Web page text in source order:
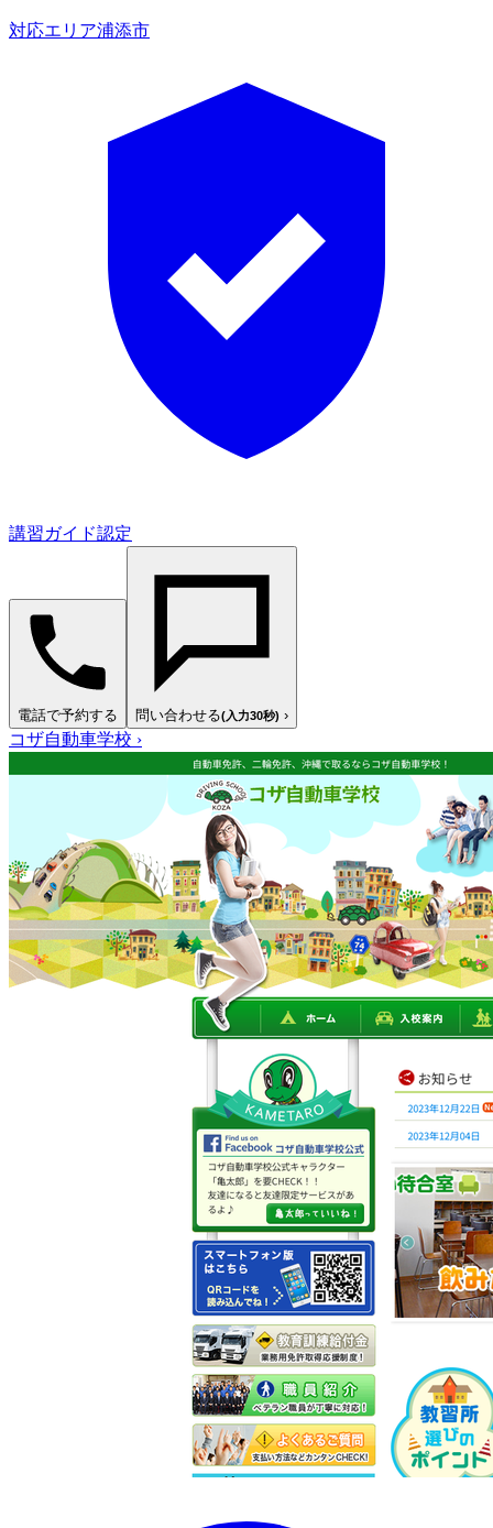
対応エリア浦添市
講習ガイド認定
電話で予約する 問い合わせる(入力30秒) ›
コザ自動車学校 ›